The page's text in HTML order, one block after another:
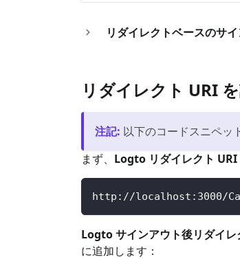
リダイレクトベースのサ
リダイレクト URI
注記: 以下のコードスニペッ
まず、 Logto リダイレクト URI
http://localhost:3000/
Logto サインアウト後リダイレ
に追加します：